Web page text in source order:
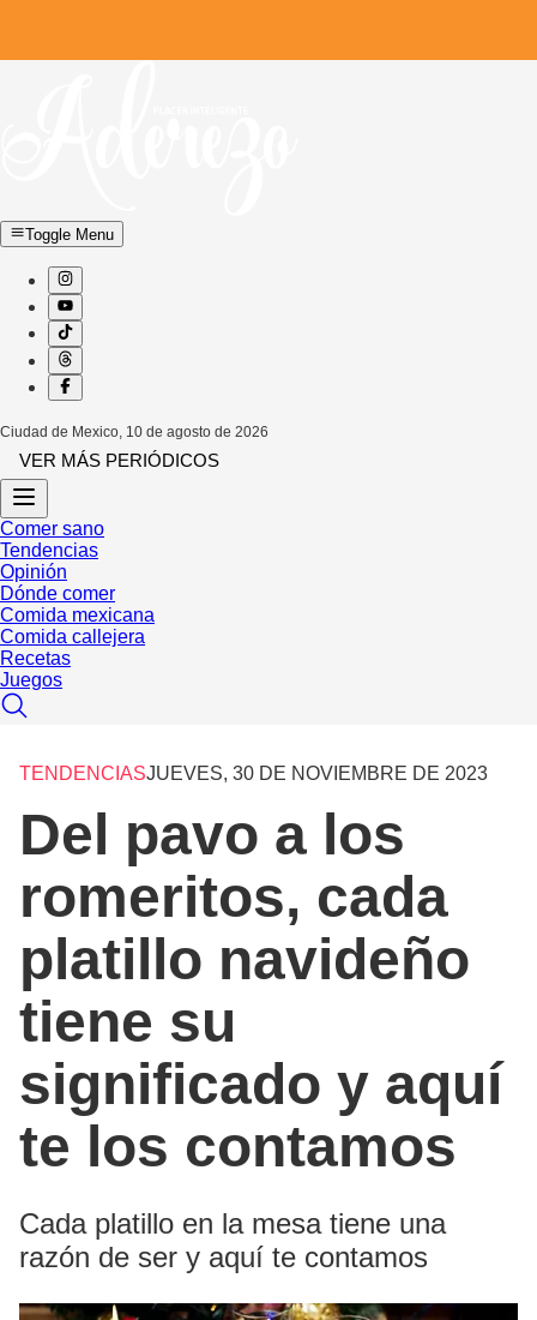
Toggle Menu
Ciudad de Mexico, 10 de agosto de 2026
VER MÁS PERIÓDICOS
Comer sano
Tendencias
Opinión
Dónde comer
Comida mexicana
Comida callejera
Recetas
Juegos
TENDENCIASJUEVES, 30 DE NOVIEMBRE DE 2023
Del pavo a los
romeritos, cada
platillo navideño
tiene su
significado y aquí
te los contamos
Cada platillo en la mesa tiene una
razón de ser y aquí te contamos